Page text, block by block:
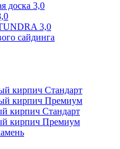
доска 3,0
3,0
сайдинга
кирпич Стандарт
кирпич Премиум
кирпич Стандарт
кирпич Премиум